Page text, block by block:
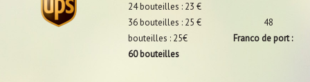
24 bouteilles : 23 €
36 bouteilles : 25 € 48
bouteilles : 25€
Franco de port :
60 bouteilles